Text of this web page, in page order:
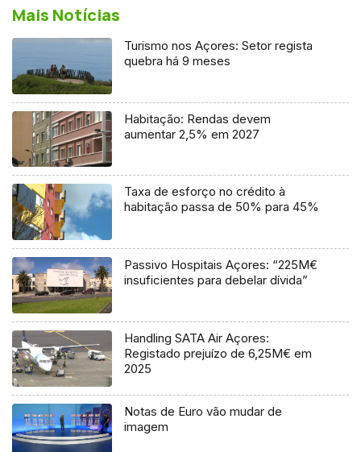
Mais Notícias
Turismo nos Açores: Setor regista
quebra há 9 meses
Habitação: Rendas devem
aumentar 2,5% em 2027
Taxa de esforço no crédito à
habitação passa de 50% para 45%
Passivo Hospitais Açores: “225M€
insuficientes para debelar dívida”
Handling SATA Air Açores:
Registado prejuízo de 6,25M€ em
2025
Notas de Euro vão mudar de
imagem